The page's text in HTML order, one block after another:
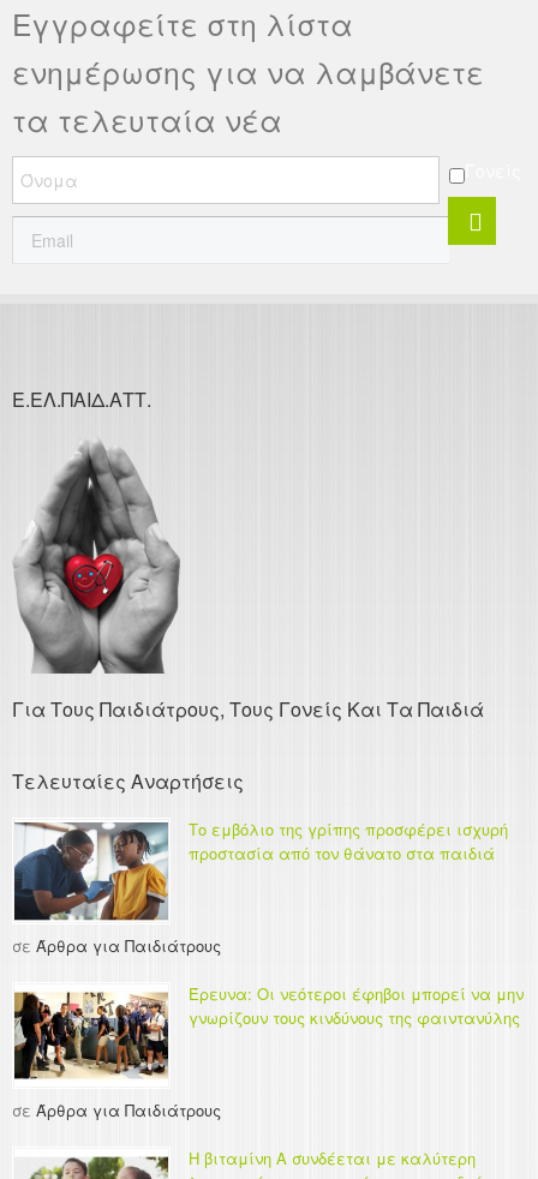
Εγγραφείτε στη λίστα
ενημέρωσης για να λαμβάνετε
τα τελευταία νέα
Γονείς
Ε.ΕΛ.ΠΑΙΔ.ΑΤΤ.
Για Τους Παιδιάτρους, Τους Γονείς Και Τα Παιδιά
Τελευταίες Αναρτήσεις
Το εμβόλιο της γρίπης προσφέρει ισχυρή
προστασία από τον θάνατο στα παιδιά
σε Άρθρα για Παιδιάτρους
Έρευνα: Οι νεότεροι έφηβοι μπορεί να μην
γνωρίζουν τους κινδύνους της φαιντανύλης
σε Άρθρα για Παιδιάτρους
Η βιταμίνη Α συνδέεται με καλύτερη